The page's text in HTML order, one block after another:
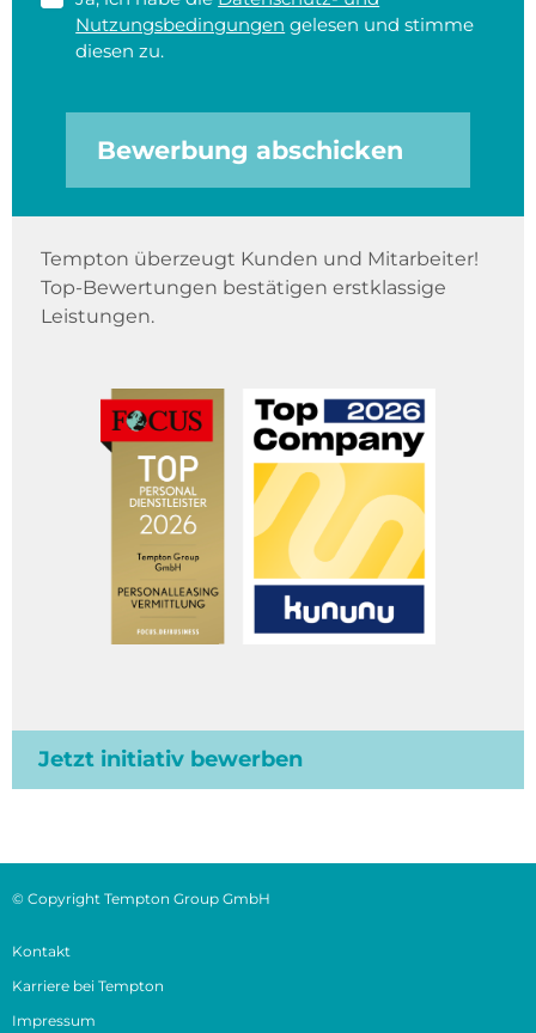
Nutzungsbedingungen gelesen und stimme
diesen zu.
Bewerbung abschicken
Tempton überzeugt Kunden und Mitarbeiter!
Top-Bewertungen bestätigen erstklassige
Leistungen.
Jetzt initiativ bewerben
© Copyright Tempton Group GmbH
Kontakt
Karriere bei Tempton
Impressum